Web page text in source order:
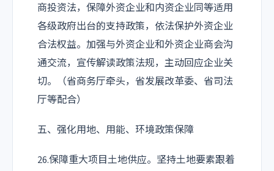
商投资法，保障外资企业和内资企业同等适用
各级政府出台的支持政策，依法保护外资企业
合法权益。加强与外资企业和外资企业商会沟
通交流，宣传解读政策法规，主动回应企业关
切。（省商务厅牵头，省发展改革委、省司法
厅等配合）
五、强化用地、用能、环境政策保障
26.保障重大项目土地供应。坚持土地要素跟着